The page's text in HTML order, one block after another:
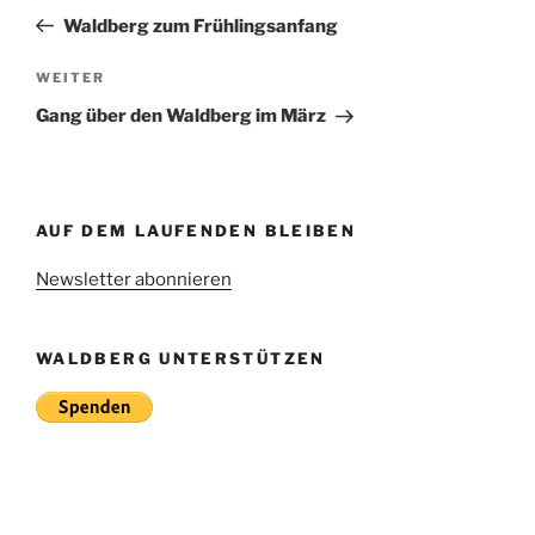
Beitrag
Waldberg zum Frühlingsanfang
Nächster
Beitrag
WEITER
Gang über den Waldberg im März
AUF DEM LAUFENDEN BLEIBEN
Newsletter abonnieren
WALDBERG UNTERSTÜTZEN